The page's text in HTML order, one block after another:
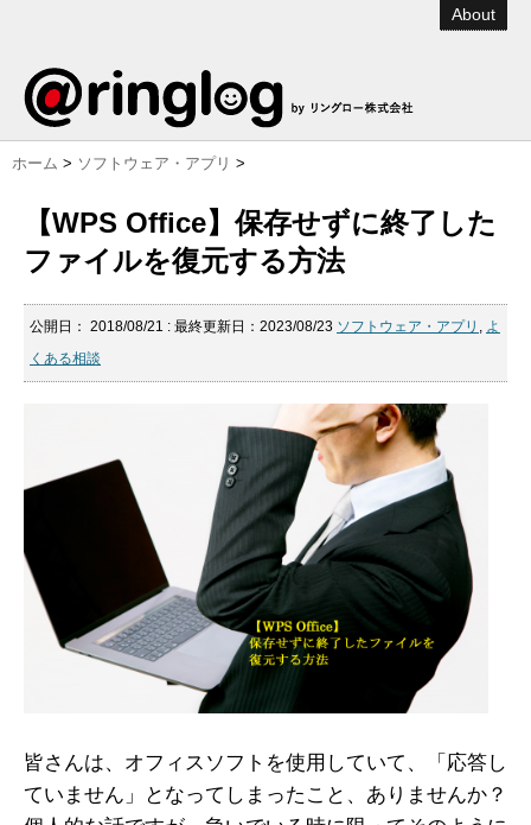
About
ホーム > ソフトウェア・アプリ >
【WPS Office】保存せずに終了した
ファイルを復元する方法
公開日： 2018/08/21 : 最終更新日：2023/08/23 ソフトウェア・アプリ , よ
くある相談
皆さんは、オフィスソフトを使用していて、「応答し
ていません」となってしまったこと、ありませんか？